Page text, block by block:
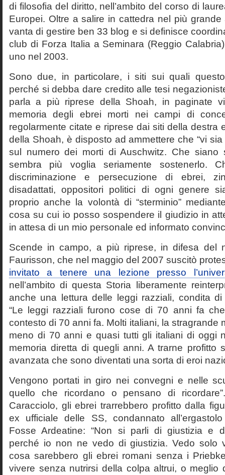
di filosofia del diritto, nell’ambito del corso di
Europei. Oltre a salire in cattedra nel più grande
vanta di gestire ben 33 blog e si definisce
club di Forza Italia a Seminara (Reggio
uno nel 2003.
Sono due, in particolare, i siti sui quali
perché si debba dare credito alle tesi
parla a più riprese della Shoah, in paginate
memoria degli ebrei morti nei campi di
regolarmente citate e riprese dai siti della destra
della Shoah, è disposto ad ammettere che “vi
sul numero dei morti di Auschwitz. Che siano
sembra più voglia seriamente sostenerlo.
discriminazione e persecuzione di ebrei,
disadattati, oppositori politici di ogni genere
proprio anche la volontà di “sterminio”
cosa su cui io posso sospendere il giudizio in
in attesa di un mio personale ed informato
Scende in campo, a più riprese, in difesa del
Faurisson, che nel maggio del 2007 suscitò
invitato a tenere una lezione presso
nell’ambito di questa Storia liberamente
anche una lettura delle leggi razziali, condita di
“Le leggi razziali furono cose di 70 anni fa
contesto di 70 anni fa. Molti italiani, la stragrande
meno di 70 anni e quasi tutti gli italiani di oggi
memoria diretta di quegli anni. A trarne profitto
avanzata che sono diventati una sorta di eroi
Vengono portati in giro nei convegni e nelle
quello che ricordano o pensano di
Caracciolo, gli ebrei trarrebbero profitto dalla
ex ufficiale delle SS, condannato
Fosse Ardeatine: “Non si parli di giustizia e
perché io non ne vedo di giustizia. Vedo solo
cosa sarebbero gli ebrei romani senza i
vivere senza nutrirsi della colpa altrui, o meglio